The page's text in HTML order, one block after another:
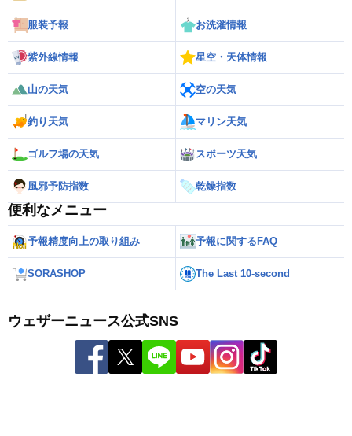
服装予報 お洗濯情報
紫外線情報 星空・天体情報
山の天気 空の天気
釣り天気 マリン天気
ゴルフ場の天気 スポーツ天気
風邪予防指数 乾燥指数
便利なメニュー
予報精度向上の取り組み 予報に関するFAQ
SORASHOP The Last 10-second
ウェザーニュース公式SNS